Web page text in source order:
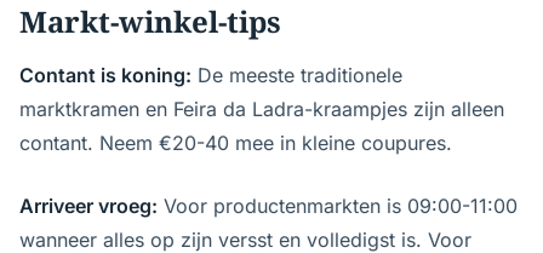
Markt-winkel-tips
Contant is koning: De meeste traditionele
marktkramen en Feira da Ladra-kraampjes zijn alleen
contant. Neem €20-40 mee in kleine coupures.
Arriveer vroeg: Voor productenmarkten is 09:00-11:00
wanneer alles op zijn versst en volledigst is. Voor